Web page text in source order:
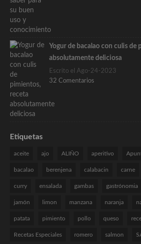
Yogur de bacalao con culis de
absolutamente deliciosa
Escrito el Ago-24-2023
32 Comentarios
Etiquetas
aceite ajo ALIÑO aperitivo
bacalao berenjena calabacin carne
curry ensalada gambas gastrónomia
jamón limon manzana naranja
patata pimiento pollo queso
Recetas Especiales romero salmon